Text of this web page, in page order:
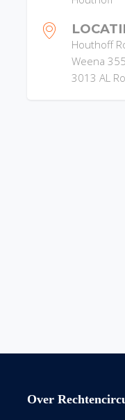
Houthoff
Weena 355
3013 AL
Over